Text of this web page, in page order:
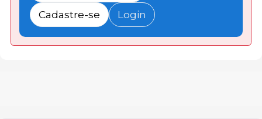
Cadastre-se Login